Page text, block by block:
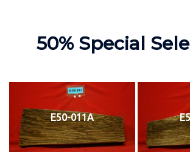
50% Special
E50-011A